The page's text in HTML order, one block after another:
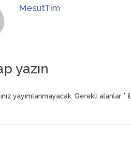
MesutTim
yazın
yayımlanmayacak. Gerekli alanlar *